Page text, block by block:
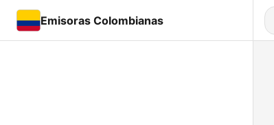
Emisoras Colombianas